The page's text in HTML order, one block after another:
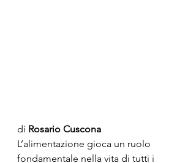
di Rosario Cuscona
L’alimentazione gioca un ruolo
fondamentale nella vita di tutti i